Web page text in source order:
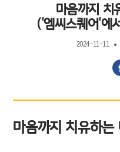
마음까지 치
('엠씨스퀘어'에
2024-11-11
마음까지 치유하는